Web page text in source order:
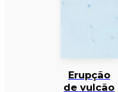
Erupção
de vulcão